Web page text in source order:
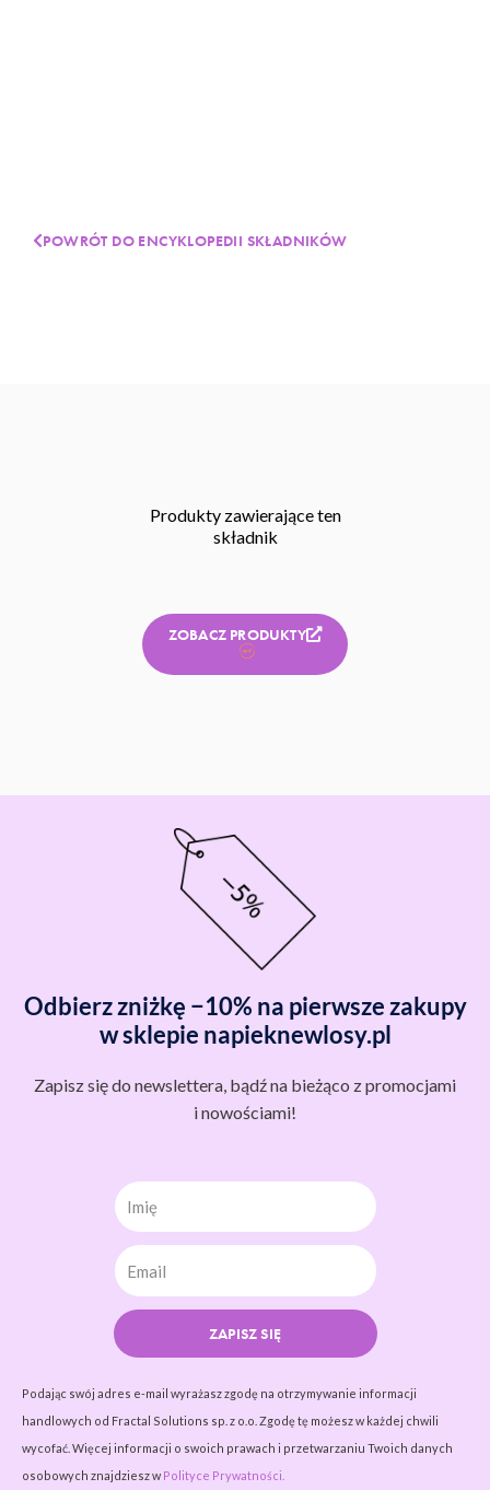
POWRÓT DO ENCYKLOPEDII SKŁADNIKÓW
Produkty zawierające ten
składnik
ZOBACZ PRODUKTY
Odbierz zniżkę −10% na pierwsze zakupy
w sklepie napieknewlosy.pl
Zapisz się do newslettera, bądź na bieżąco z promocjami
i nowościami!
Imię
ZAPISZ SIĘ
Podając swój adres e-mail wyrażasz zgodę na otrzymywanie informacji
handlowych od Fractal Solutions sp. z o.o. Zgodę tę możesz w każdej chwili
wycofać. Więcej informacji o swoich prawach i przetwarzaniu Twoich danych
osobowych znajdziesz w Polityce Prywatności.